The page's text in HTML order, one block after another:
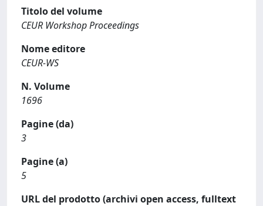
Titolo del volume
CEUR Workshop Proceedings
Nome editore
CEUR-WS
N. Volume
1696
Pagine (da)
3
Pagine (a)
5
URL del prodotto (archivi open access, fulltext